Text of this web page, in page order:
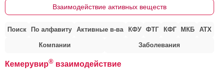
Взаимодействие активных веществ
Поиск По алфавиту Активные в-ва КФУ ФТГ КФГ МКБ АТХ
Компании Заболевания
Кемерувир® взаимодействие